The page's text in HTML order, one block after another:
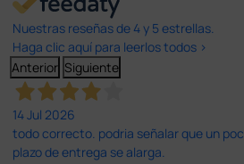
Nuestras reseñas de 4 y 5 estrellas.
Haga clic aquí para leerlos todos >
Anterior Siguiente
14 Jul 2026
todo correcto. podria señalar que un
plazo de entrega se alarga.